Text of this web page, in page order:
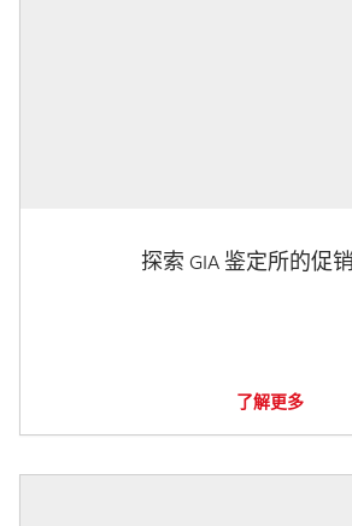
探索 GIA 鉴定所的促
了解更多